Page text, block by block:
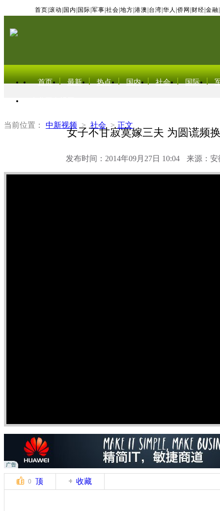
首页 滚动 国内 国际 军事 社会 地方 港澳 台湾 华人 侨网 财经 金融
首页 最新 热点 国内 社会 国际
当前位置： 中新视频 > 社会 > 正文
女子不甘寂寞嫁三夫 为圆谎频
发布时间：2014年09月27日 10:04 来源：安
0 顶 收藏